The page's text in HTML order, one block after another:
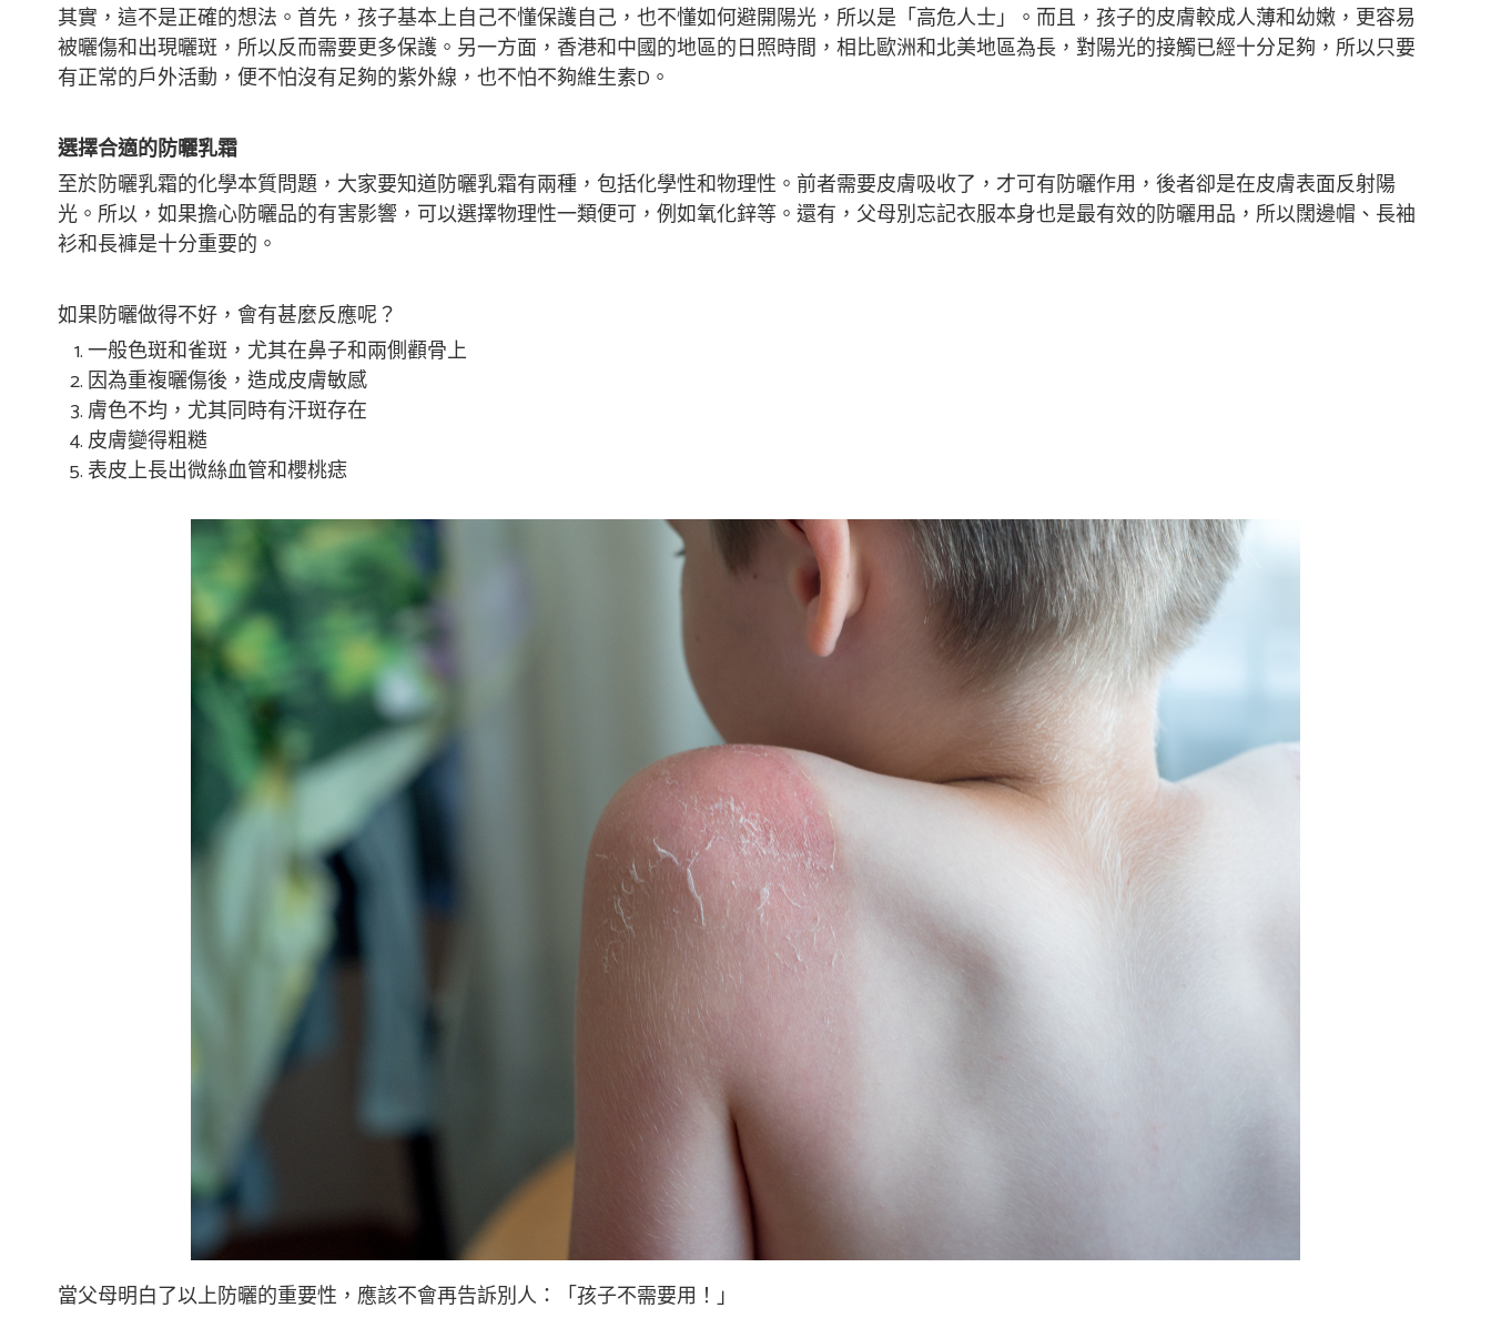
其實，這不是正確的想法。首先，孩子基本上自己不懂保護自己，也不懂如何避開陽光，所以是「高危人士」。而且，孩子的皮膚較成人薄和幼嫩，更容易
被曬傷和出現曬斑，所以反而需要更多保護。另一方面，香港和中國的地區的日照時間，相比歐洲和北美地區為長，對陽光的接觸已經十分足夠，所以只要
有正常的戶外活動，便不怕沒有足夠的紫外線，也不怕不夠維生素D。
選擇合適的防曬乳霜
至於防曬乳霜的化學本質問題，大家要知道防曬乳霜有兩種，包括化學性和物理性。前者需要皮膚吸收了，才可有防曬作用，後者卻是在皮膚表面反射陽
光。所以，如果擔心防曬品的有害影響，可以選擇物理性一類便可，例如氧化鋅等。還有，父母別忘記衣服本身也是最有效的防曬用品，所以闊邊帽、長袖
衫和長褲是十分重要的。
如果防曬做得不好，會有甚麼反應呢？
一般色斑和雀斑，尤其在鼻子和兩側顴骨上
因為重複曬傷後，造成皮膚敏感
膚色不均，尤其同時有汗斑存在
皮膚變得粗糙
表皮上長出微絲血管和櫻桃痣
當父母明白了以上防曬的重要性，應該不會再告訴別人：「孩子不需要用！」